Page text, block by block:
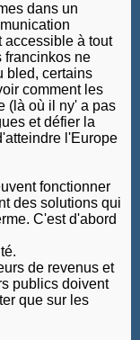
dans un
accessible à tout
francinkos ne
bled, certains
comment les
(là où il ny' a pas
et défier la
l'Europe
fonctionner
des solutions qui
C'est d'abord
de revenus et
publics doivent
que sur les